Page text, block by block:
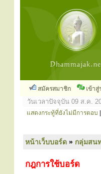
สมัครสมาชิก เข้าสู่
วันเวลาปัจจุบัน 09 ส.ค.
แสดงกระทู้ที่ยังไม่มีการตอบ
หน้าเว็บบอร์ด » กลุ่มสน
กฎการใช้บอร์ด